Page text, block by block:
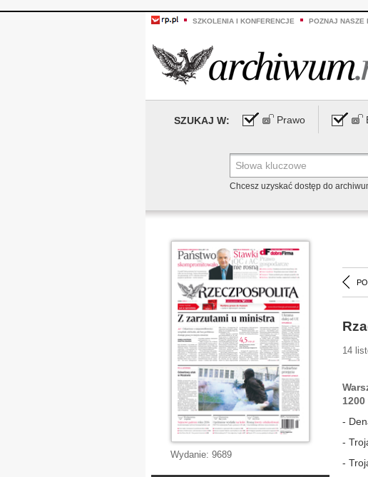
SZKOLENIA I KONFERENCJE POZNAJ NASZE
SZUKAJ W: Prawo
Chcesz uzyskać dostęp do
14
-
-
-
Wydanie: 9689